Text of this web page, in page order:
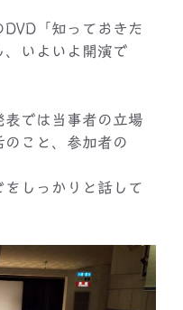
「知っておきた
、いよいよ開演で
では当事者の立場
こと、参加者の
しっかりと話して